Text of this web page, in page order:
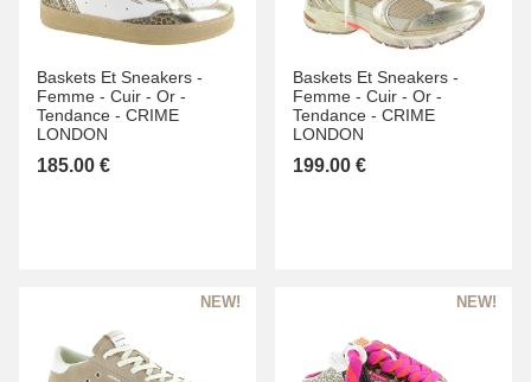
Baskets Et Sneakers -
Femme - Cuir - Or -
Tendance - CRIME
LONDON
185.00 €
Baskets Et Sneakers -
Femme - Cuir - Or -
Tendance - CRIME
LONDON
199.00 €